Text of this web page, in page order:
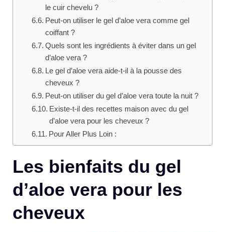
le cuir chevelu ?
Peut-on utiliser le gel d’aloe vera comme gel
coiffant ?
Quels sont les ingrédients à éviter dans un gel
d’aloe vera ?
Le gel d’aloe vera aide-t-il à la pousse des
cheveux ?
Peut-on utiliser du gel d’aloe vera toute la nuit ?
Existe-t-il des recettes maison avec du gel
d’aloe vera pour les cheveux ?
Pour Aller Plus Loin :
Les bienfaits du gel
d’aloe vera pour les
cheveux